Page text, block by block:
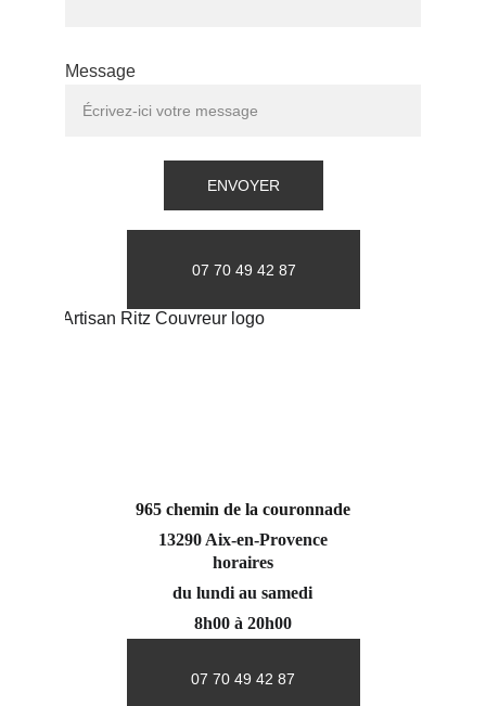
Message
ENVOYER
07 70 49 42 87
07 70 49 42 87
965 chemin de la couronnade
13290 Aix-en-Provence
horaires
du lundi au samedi
8h00 à 20h00